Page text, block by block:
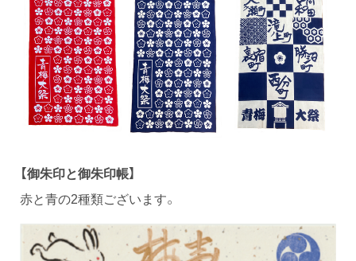
【御朱印と御朱印帳】
赤と青の2種類ございます。